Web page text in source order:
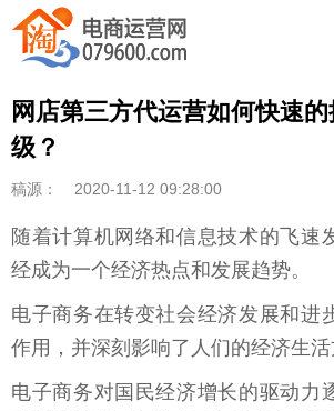
网店第三方代运营如何快速
级？
稿源： 2020-11-12 09:28:00
随着计算机网络和信息技术的飞速
经成为一个经济热点和发展趋势。
电子商务在转变社会经济发展和进
作用，并深刻影响了人们的经济生活
电子商务对国民经济增长的驱动力